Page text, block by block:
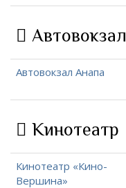
Автовокзал
Автовокзал Анапа
Кинотеатр
Кинотеатр «Кино-
Вершина»